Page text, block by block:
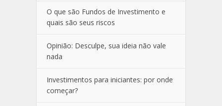
O que são Fundos de Investimento e
quais são seus riscos
Opinião: Desculpe, sua ideia não vale
nada
Investimentos para iniciantes: por onde
começar?